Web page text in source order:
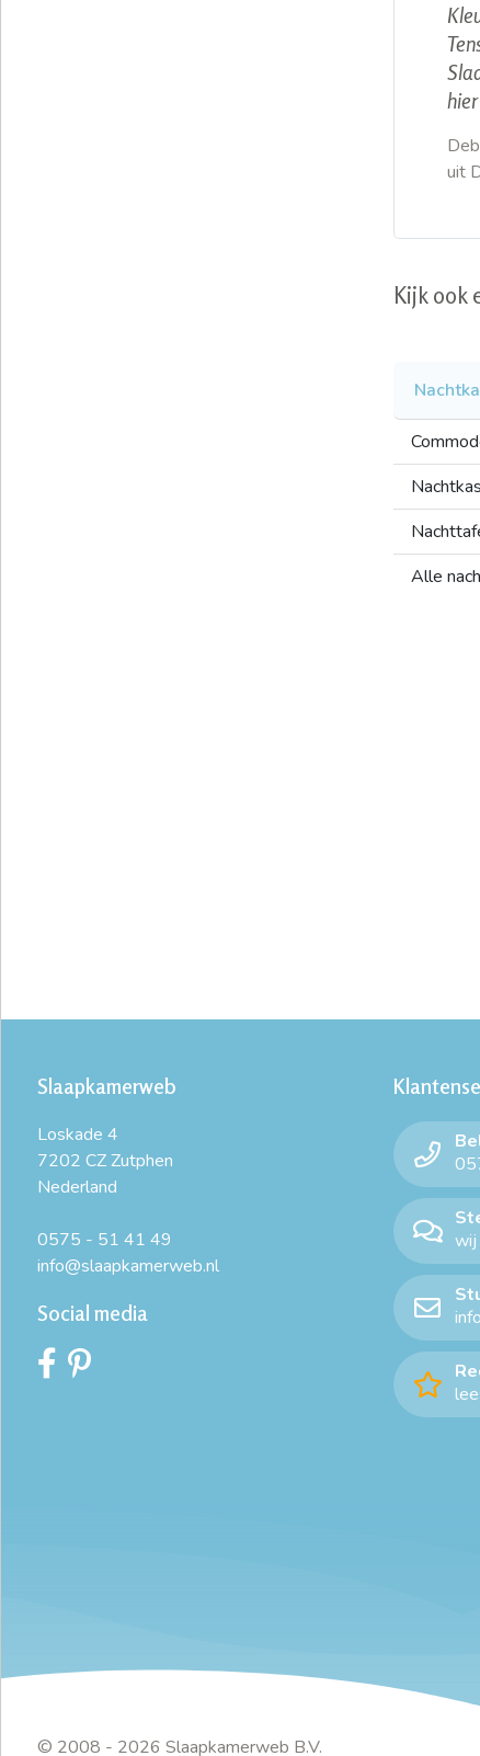
uit
Kijk ook
Alle
Slaapkamerweb
Loskade 4
7202 CZ Zutphen
Nederland
0575 - 51 41 49
info@slaapkamerweb.nl
Social media
wij
© 2008 - 2026 Slaapkamerweb B.V.